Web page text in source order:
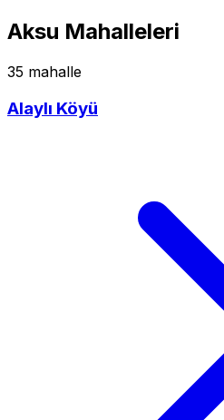
Aksu Mahalleleri
35 mahalle
Alaylı Köyü